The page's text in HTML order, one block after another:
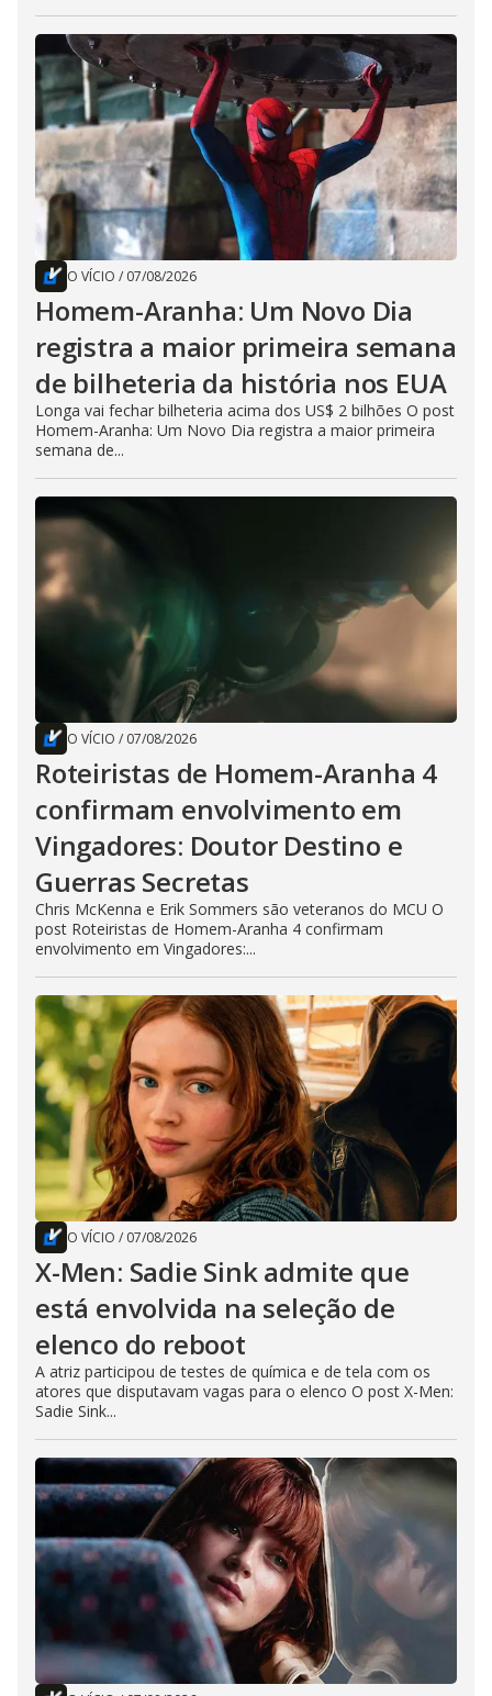
O VÍCIO / 07/08/2026
Homem-Aranha: Um Novo Dia
registra a maior primeira semana
de bilheteria da história nos EUA
Longa vai fechar bilheteria acima dos US$ 2 bilhões O post
Homem-Aranha: Um Novo Dia registra a maior primeira
semana de...
O VÍCIO / 07/08/2026
Roteiristas de Homem-Aranha 4
confirmam envolvimento em
Vingadores: Doutor Destino e
Guerras Secretas
Chris McKenna e Erik Sommers são veteranos do MCU O
post Roteiristas de Homem-Aranha 4 confirmam
envolvimento em Vingadores:...
O VÍCIO / 07/08/2026
X-Men: Sadie Sink admite que
está envolvida na seleção de
elenco do reboot
A atriz participou de testes de química e de tela com os
atores que disputavam vagas para o elenco O post X-Men:
Sadie Sink...